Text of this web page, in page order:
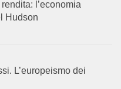
l’economia
Hudson
L’europeismo dei